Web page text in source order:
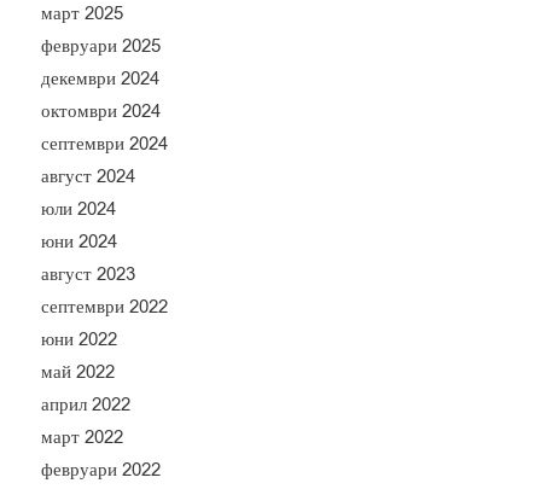
март 2025
февруари 2025
декември 2024
октомври 2024
септември 2024
август 2024
юли 2024
юни 2024
август 2023
септември 2022
юни 2022
май 2022
април 2022
март 2022
февруари 2022